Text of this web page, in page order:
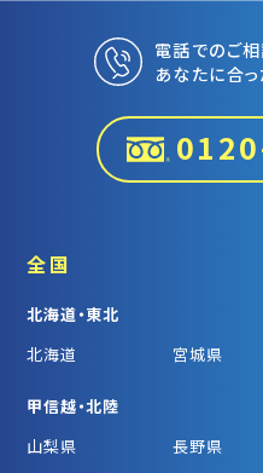
電話でのご相
あなたに合
全国
北海道・東北
北海道
宮城県
甲信越・北陸
山梨県
長野県